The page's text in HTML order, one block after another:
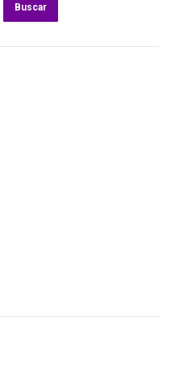
Buscar